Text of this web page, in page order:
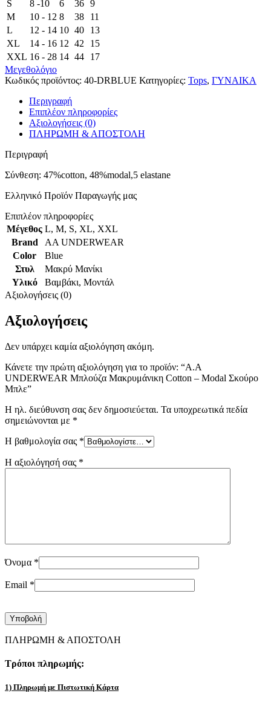
S 8 -10 6 36 9
M
10 - 12 8 38
11
L
12 - 14 10 40
13
XL
14 - 16 12 42
15
XXL 16 - 28 14 44
17
Μεγεθολόγιο
Κωδικός προϊόντος: 40-DRBLUE Κατηγορίες: Tops, ΓΥΝΑΙΚΑ
Περιγραφή
Επιπλέον πληροφορίες
Αξιολογήσεις (0)
ΠΛΗΡΩΜΗ & ΑΠΟΣΤΟΛΗ
Περιγραφή
Σύνθεση: 47%cotton, 48%modal,5 elastane
Ελληνικό Προϊόν Παραγωγής μας
Επιπλέον πληροφορίες
Μέγεθος L, M, S, XL, XXL
Brand
AA UNDERWEAR
Color
Blue
Στυλ
Μακρύ Μανίκι
Υλικό
Βαμβάκι, Μοντάλ
Αξιολογήσεις (0)
Αξιολογήσεις
Δεν υπάρχει καμία αξιολόγηση ακόμη.
Κάνετε την πρώτη αξιολόγηση για το προϊόν: “Α.A
UNDERWEAR Μπλούζα Μακρυμάνικη Cotton – Modal Σκούρο
Μπλε”
Η ηλ. διεύθυνση σας δεν δημοσιεύεται. Τα υποχρεωτικά πεδία
σημειώνονται με *
Η βαθμολογία σας *
Η αξιολόγησή σας *
Όνομα *
Email *
ΠΛΗΡΩΜΗ & ΑΠΟΣΤΟΛΗ
Τρόποι πληρωμής:
1) Πληρωμή με Πιστωτική Κάρτα